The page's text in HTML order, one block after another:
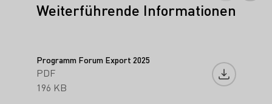
Weiterführende Informationen
Programm Forum Export 2025
PDF
196 KB
Datei